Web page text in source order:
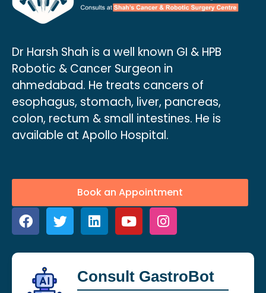
Dr Harsh Shah is a well known GI & HPB
Robotic & Cancer Surgeon in
ahmedabad. He treats cancers of
esophagus, stomach, liver, pancreas,
colon, rectum & small intestines. He is
available at Apollo Hospital.
Book an Appointment
Consult GastroBot